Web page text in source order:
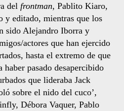
del frontman, Pablito Kiaro,
y editado, mientras que los
sido Alejandro Iborra y
actores que han ejercido
hasta el extremo de que
pasado desapercibido
que lideraba Jack
sobre el nido del cuco’,
Débora Vaquer, Pablo